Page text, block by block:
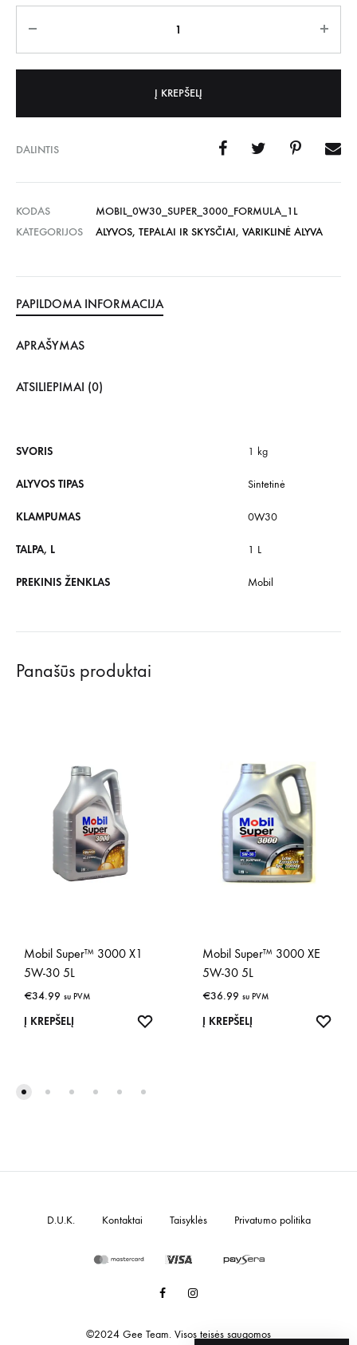
Į KREPŠELĮ
DALINTIS
KODAS
MOBIL_0W30_SUPER_3000_FORMULA_1L
KATEGORIJOS
ALYVOS, TEPALAI IR SKYSČIAI, VARIKLINĖ ALYVA
PAPILDOMA INFORMACIJA
APRAŠYMAS
ATSILIEPIMAI (0)
SVORIS 1 kg
ALYVOS TIPAS Sintetinė
KLAMPUMAS 0W30
TALPA, L 1 L
PREKINIS ŽENKLAS Mobil
Panašūs produktai
Mobil Super™ 3000 X1
5W-30 5L
€34.99 su PVM
Į KREPŠELĮ IŠSAUGOTI
Mobil Super™ 3000 XE
5W-30 5L
€36.99 su PVM
Į KREPŠELĮ
FacebookInstagram
©2024 Gee Team. Visos teisės saugomos
D.U.K. Kontaktai Taisyklės Privatumo politika